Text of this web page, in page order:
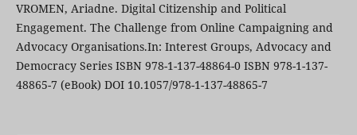
VROMEN, Ariadne. Digital Citizenship and Political
Engagement. The Challenge from Online Campaigning and
Advocacy Organisations.In: Interest Groups, Advocacy and
Democracy Series ISBN 978-1-137-48864-0 ISBN 978-1-137-
48865-7 (eBook) DOI 10.1057/978-1-137-48865-7